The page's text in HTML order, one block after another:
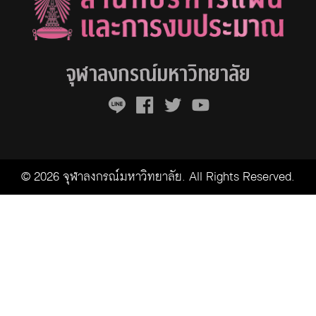
จุฬาลงกรณ์มหาวิทยาลัย
© 2026 จุฬาลงกรณ์มหาวิทยาลัย. All Rights Reserved.